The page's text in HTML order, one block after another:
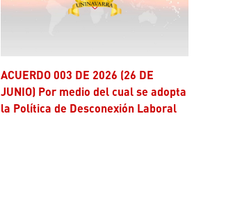
ACUERDO 003 DE 2026 (26 DE
JUNIO) Por medio del cual se adopta
la Política de Desconexión Laboral